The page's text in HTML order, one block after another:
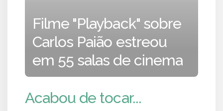
Filme "Playback" sobre
Carlos Paião estreou
em 55 salas de cinema
Acabou de tocar...